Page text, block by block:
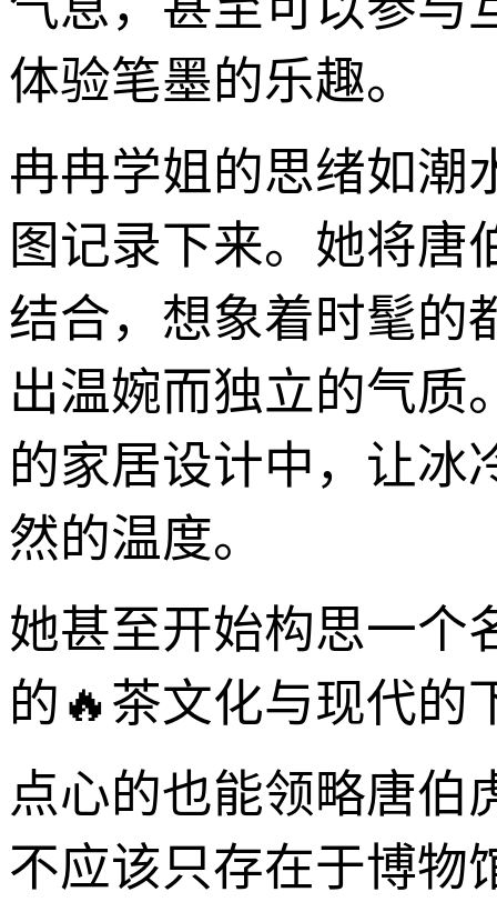
体验笔墨的乐趣。
冉冉学姐的思绪如潮
图记录下来。她将唐
结合，想象着时髦的
出温婉而独立的气质
的家居设计中，让冰
然的温度。
她甚至开始构思一个
的🔥茶文化与现代的
点心的也能领略唐伯
不应该只存在于博物